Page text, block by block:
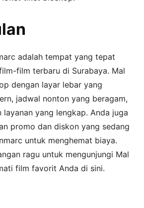
adalah tempat yang tepat
film terbaru di Surabaya. Mal
dengan layar lebar yang
jadwal nonton yang beragam,
yang lengkap. Anda juga
promo dan diskon yang sedang
untuk menghemat biaya.
ragu untuk mengunjungi Mal
film favorit Anda di sini.